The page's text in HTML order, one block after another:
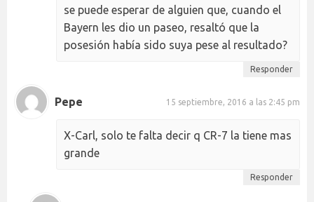
se puede esperar de alguien que, cuando el
Bayern les dio un paseo, resaltó que la
posesión había sido suya pese al resultado?
Responder
Pepe 15 septiembre, 2016 a las 2:45 pm
X-Carl, solo te falta decir q CR-7 la tiene mas
grande
Responder